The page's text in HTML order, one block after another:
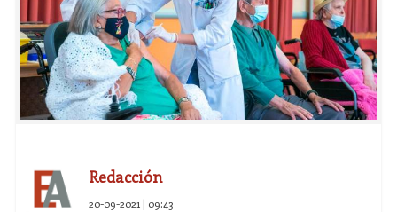
Redacción
20-09-2021 | 09:43